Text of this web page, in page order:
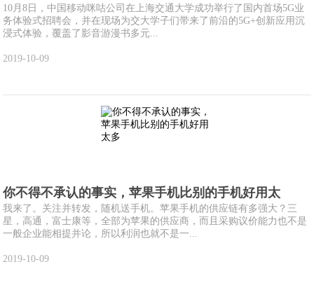
10月8日，中国移动咪咕公司在上海交通大学成功举行了国内首场5G业
务体验式招聘会，并在现场为交大学子们带来了前沿的5G+创新应用沉
浸式体验，覆盖了影音游漫书多元...
2019-10-09
你不得不承认的事实，苹果手机比别的手机好用太
我来了。关注并转发，随机送手机。苹果手机的供应链有多强大？三
星，高通，富士康等，全部为苹果的供应商，而且采购议价能力也不是
一般企业能相提并论，所以利润也就不是一...
2019-10-09